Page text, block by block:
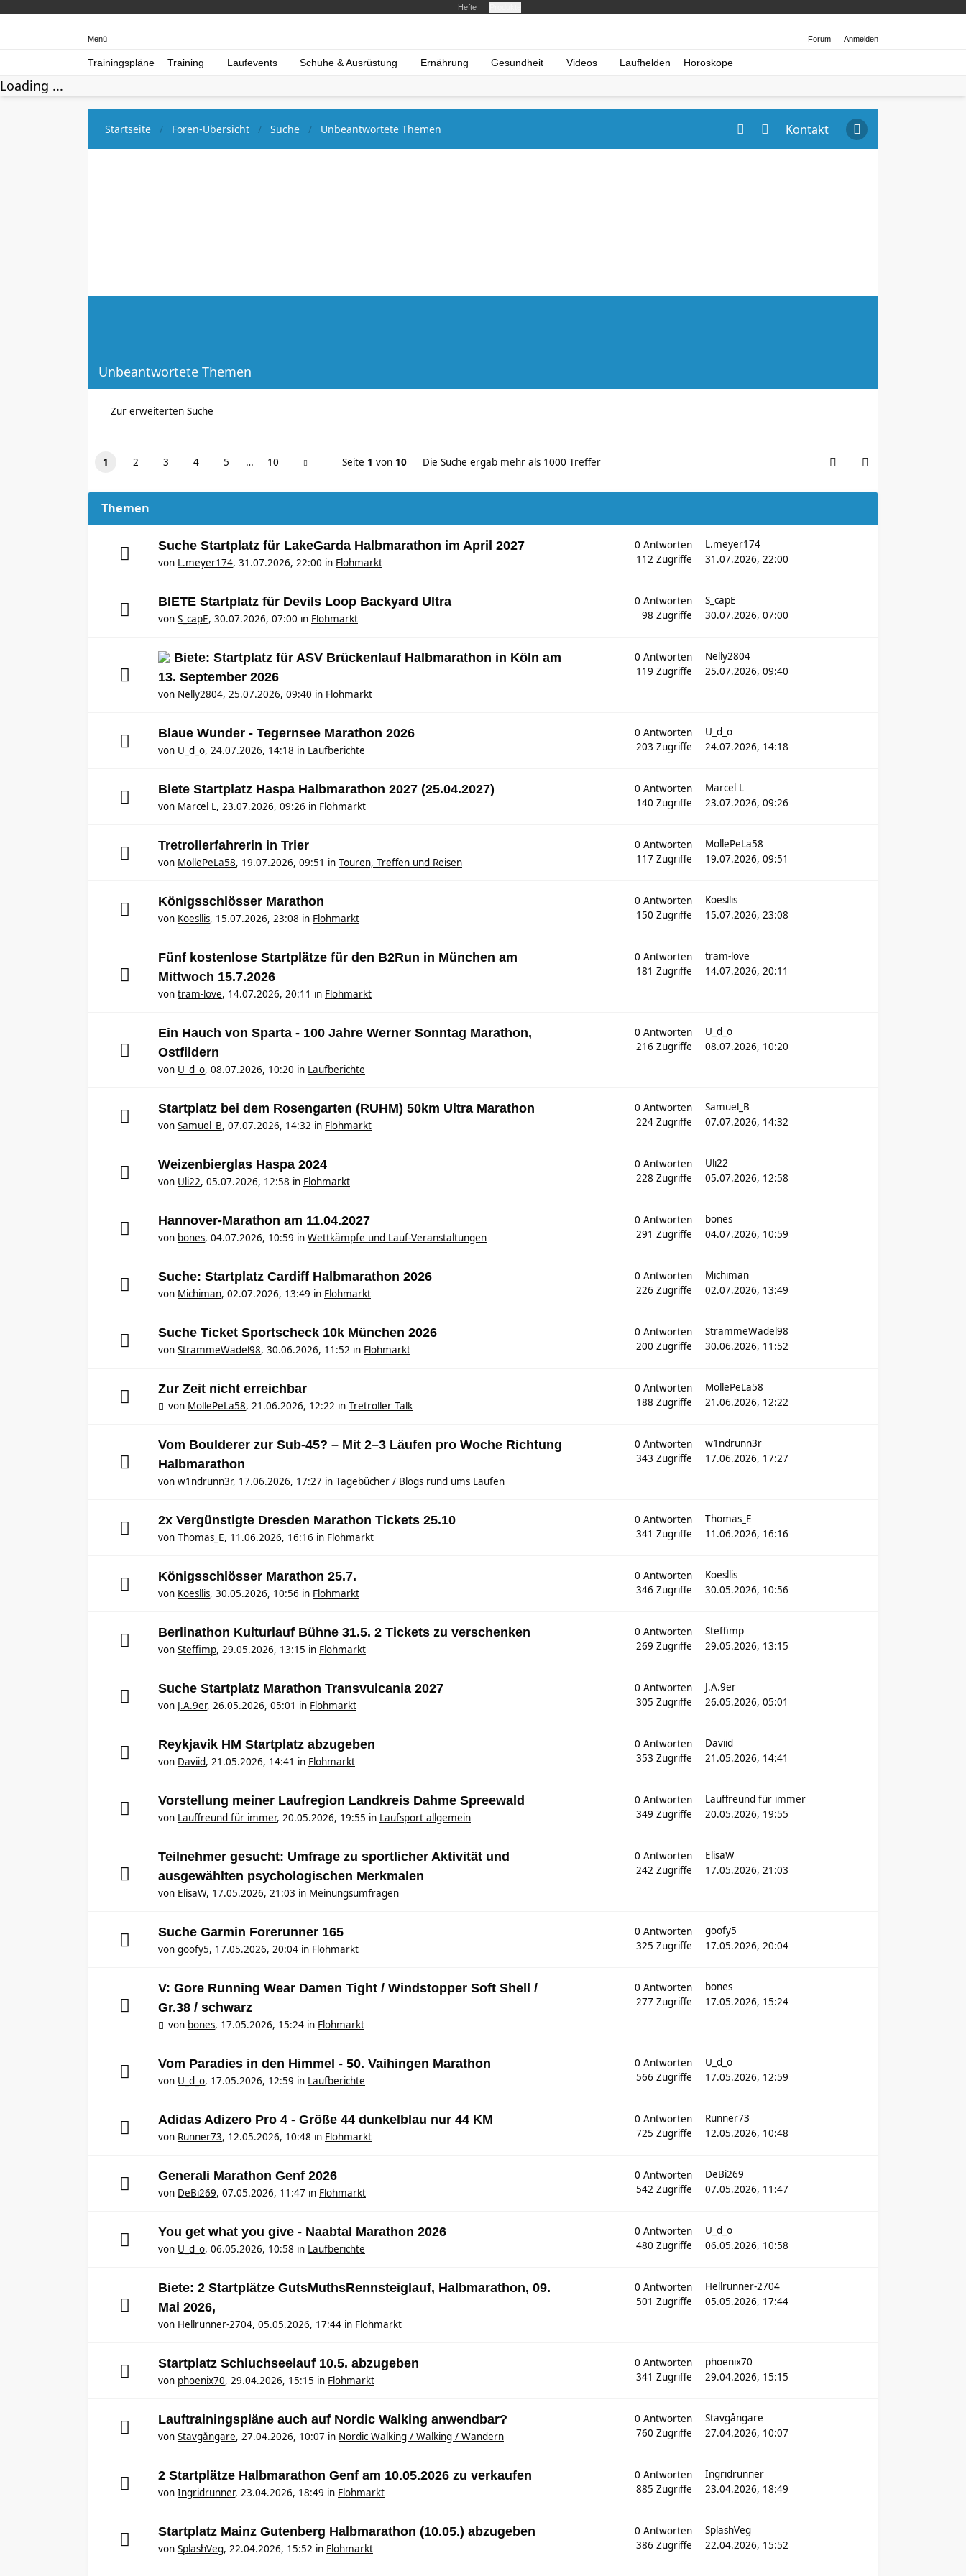
Hefte
Forum Anmelden
Menü
Trainingspläne Training Laufevents Schuhe & Ausrüstung Ernährung Gesundheit Videos Laufhelden Horoskope
Loading ...
Kontakt
Startseite Foren-Übersicht Suche Unbeantwortete Themen
Unbeantwortete Themen
Zur erweiterten Suche
1 2 3 4 5 … 10 Seite 1 von 10 Die Suche ergab mehr als 1000 Treffer
Themen
Suche Startplatz für LakeGarda Halbmarathon im April 2027
von L.meyer174, 31.07.2026, 22:00 in Flohmarkt
0Antworten
112Zugriffe
L.meyer174
31.07.2026, 22:00
BIETE Startplatz für Devils Loop Backyard Ultra
von S_capE, 30.07.2026, 07:00 in Flohmarkt
0Antworten
98Zugriffe
S_capE
30.07.2026, 07:00
Biete: Startplatz für ASV Brückenlauf Halbmarathon in Köln am
13. September 2026
von Nelly2804, 25.07.2026, 09:40 in Flohmarkt
0Antworten
119Zugriffe
Nelly2804
25.07.2026, 09:40
Blaue Wunder - Tegernsee Marathon 2026
von U_d_o, 24.07.2026, 14:18 in Laufberichte
0Antworten
203Zugriffe
U_d_o
24.07.2026, 14:18
Biete Startplatz Haspa Halbmarathon 2027 (25.04.2027)
von Marcel L, 23.07.2026, 09:26 in Flohmarkt
0Antworten
140Zugriffe
Marcel L
23.07.2026, 09:26
Tretrollerfahrerin in Trier
von MollePeLa58, 19.07.2026, 09:51 in Touren, Treffen und Reisen
0Antworten
117Zugriffe
MollePeLa58
19.07.2026, 09:51
Königsschlösser Marathon
von Koesllis, 15.07.2026, 23:08 in Flohmarkt
0Antworten
150Zugriffe
Koesllis
15.07.2026, 23:08
Fünf kostenlose Startplätze für den B2Run in München am
Mittwoch 15.7.2026
von tram-love, 14.07.2026, 20:11 in Flohmarkt
0Antworten
181Zugriffe
tram-love
14.07.2026, 20:11
Ein Hauch von Sparta - 100 Jahre Werner Sonntag Marathon,
Ostfildern
von U_d_o, 08.07.2026, 10:20 in Laufberichte
0Antworten
216Zugriffe
U_d_o
08.07.2026, 10:20
Startplatz bei dem Rosengarten (RUHM) 50km Ultra Marathon
von Samuel_B, 07.07.2026, 14:32 in Flohmarkt
0Antworten
224Zugriffe
Samuel_B
07.07.2026, 14:32
Weizenbierglas Haspa 2024
von Uli22, 05.07.2026, 12:58 in Flohmarkt
0Antworten
228Zugriffe
Uli22
05.07.2026, 12:58
Hannover-Marathon am 11.04.2027
von bones, 04.07.2026, 10:59 in Wettkämpfe und Lauf-Veranstaltungen
0Antworten
291Zugriffe
bones
04.07.2026, 10:59
Suche: Startplatz Cardiff Halbmarathon 2026
von Michiman, 02.07.2026, 13:49 in Flohmarkt
0Antworten
226Zugriffe
Michiman
02.07.2026, 13:49
Suche Ticket Sportscheck 10k München 2026
von StrammeWadel98, 30.06.2026, 11:52 in Flohmarkt
0Antworten
200Zugriffe
StrammeWadel98
30.06.2026, 11:52
Zur Zeit nicht erreichbar
von MollePeLa58, 21.06.2026, 12:22 in Tretroller Talk
0Antworten
188Zugriffe
MollePeLa58
21.06.2026, 12:22
Vom Boulderer zur Sub-45? – Mit 2–3 Läufen pro Woche Richtung
Halbmarathon
von w1ndrunn3r, 17.06.2026, 17:27 in Tagebücher / Blogs rund ums Laufen
0Antworten
343Zugriffe
w1ndrunn3r
17.06.2026, 17:27
2x Vergünstigte Dresden Marathon Tickets 25.10
von Thomas_E, 11.06.2026, 16:16 in Flohmarkt
0Antworten
341Zugriffe
Thomas_E
11.06.2026, 16:16
Königsschlösser Marathon 25.7.
von Koesllis, 30.05.2026, 10:56 in Flohmarkt
0Antworten
346Zugriffe
Koesllis
30.05.2026, 10:56
Berlinathon Kulturlauf Bühne 31.5. 2 Tickets zu verschenken
von Steffimp, 29.05.2026, 13:15 in Flohmarkt
0Antworten
269Zugriffe
Steffimp
29.05.2026, 13:15
Suche Startplatz Marathon Transvulcania 2027
von J.A.9er, 26.05.2026, 05:01 in Flohmarkt
0Antworten
305Zugriffe
J.A.9er
26.05.2026, 05:01
Reykjavik HM Startplatz abzugeben
von Daviid, 21.05.2026, 14:41 in Flohmarkt
0Antworten
353Zugriffe
Daviid
21.05.2026, 14:41
Vorstellung meiner Laufregion Landkreis Dahme Spreewald
von Lauffreund für immer, 20.05.2026, 19:55 in Laufsport allgemein
0Antworten
349Zugriffe
Lauffreund für immer
20.05.2026, 19:55
Teilnehmer gesucht: Umfrage zu sportlicher Aktivität und
ausgewählten psychologischen Merkmalen
von ElisaW, 17.05.2026, 21:03 in Meinungsumfragen
0Antworten
242Zugriffe
ElisaW
17.05.2026, 21:03
Suche Garmin Forerunner 165
von goofy5, 17.05.2026, 20:04 in Flohmarkt
0Antworten
325Zugriffe
goofy5
17.05.2026, 20:04
V: Gore Running Wear Damen Tight / Windstopper Soft Shell /
Gr.38 / schwarz
von bones, 17.05.2026, 15:24 in Flohmarkt
0Antworten
277Zugriffe
bones
17.05.2026, 15:24
Vom Paradies in den Himmel - 50. Vaihingen Marathon
von U_d_o, 17.05.2026, 12:59 in Laufberichte
0Antworten
566Zugriffe
U_d_o
17.05.2026, 12:59
Adidas Adizero Pro 4 - Größe 44 dunkelblau nur 44 KM
von Runner73, 12.05.2026, 10:48 in Flohmarkt
0Antworten
725Zugriffe
Runner73
12.05.2026, 10:48
Generali Marathon Genf 2026
von DeBi269, 07.05.2026, 11:47 in Flohmarkt
0Antworten
542Zugriffe
DeBi269
07.05.2026, 11:47
You get what you give - Naabtal Marathon 2026
von U_d_o, 06.05.2026, 10:58 in Laufberichte
0Antworten
480Zugriffe
U_d_o
06.05.2026, 10:58
Biete: 2 Startplätze GutsMuthsRennsteiglauf, Halbmarathon, 09.
Mai 2026,
von Hellrunner-2704, 05.05.2026, 17:44 in Flohmarkt
0Antworten
501Zugriffe
Hellrunner-2704
05.05.2026, 17:44
Startplatz Schluchseelauf 10.5. abzugeben
von phoenix70, 29.04.2026, 15:15 in Flohmarkt
0Antworten
341Zugriffe
phoenix70
29.04.2026, 15:15
Lauftrainingspläne auch auf Nordic Walking anwendbar?
von Stavgångare, 27.04.2026, 10:07 in Nordic Walking / Walking / Wandern
0Antworten
760Zugriffe
Stavgångare
27.04.2026, 10:07
2 Startplätze Halbmarathon Genf am 10.05.2026 zu verkaufen
von Ingridrunner, 23.04.2026, 18:49 in Flohmarkt
0Antworten
885Zugriffe
Ingridrunner
23.04.2026, 18:49
Startplatz Mainz Gutenberg Halbmarathon (10.05.) abzugeben
von SplashVeg, 22.04.2026, 15:52 in Flohmarkt
0Antworten
386Zugriffe
SplashVeg
22.04.2026, 15:52